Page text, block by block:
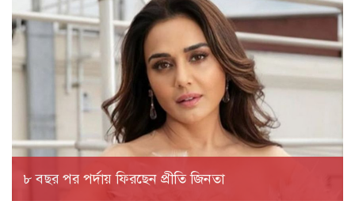
৮ বছর পর পর্দায় ফিরছেন প্রীতি জিনতা